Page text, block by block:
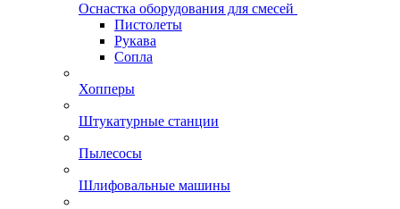
Оснастка оборудования для смесей
Пистолеты
Рукава
Сопла
Хопперы
Штукатурные станции
Пылесосы
Шлифовальные машины